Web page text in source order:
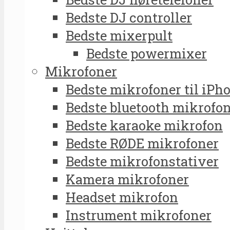
Bedste DJ controller
Bedste mixerpult
Bedste powermixer
Mikrofoner
Bedste mikrofoner til
Bedste bluetooth
Bedste karaoke mikrofon
Bedste RØDE mikrofoner
Bedste mikrofonstativer
Kamera mikrofoner
Headset mikrofon
Instrument mikrofoner